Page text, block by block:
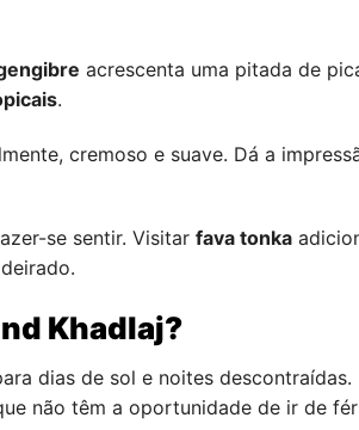
acrescenta uma pitada de
.
cremoso e suave. Dá a
se sentir. Visitar fava tonka
Khadlaj?
dias de sol e noites descontraídas.
não têm a oportunidade de ir de